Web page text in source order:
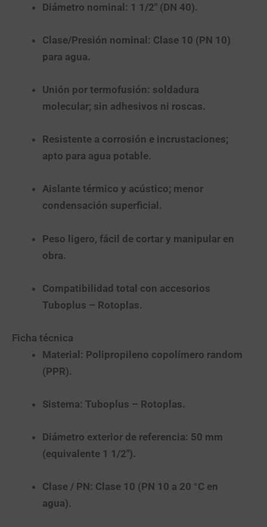
Diámetro nominal: 1 1/2″ (DN 40).
Clase/Presión nominal: Clase 10 (PN 10)
para agua.
Unión por termofusión: soldadura
molecular; sin adhesivos ni roscas.
Resistente a corrosión e incrustaciones;
apto para agua potable.
Aislante térmico y acústico; menor
condensación superficial.
Peso ligero, fácil de cortar y manipular en
obra.
Compatibilidad total con accesorios
Tuboplus – Rotoplas.
Ficha técnica
Material: Polipropileno copolímero random
(PPR).
Sistema: Tuboplus – Rotoplas.
Diámetro exterior de referencia: 50 mm
(equivalente 1 1/2″).
Clase / PN: Clase 10 (PN 10 a 20 °C en
agua).